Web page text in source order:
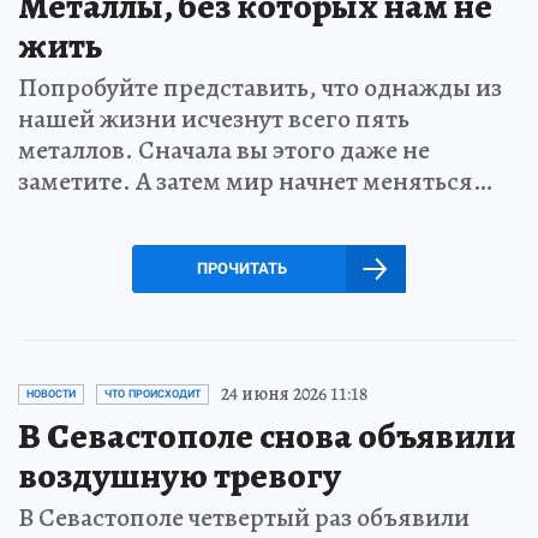
жить
Попробуйте представить, что однажды из
нашей жизни исчезнут всего пять
металлов. Сначала вы этого даже не
заметите. А затем мир начнет меняться…
ПРОЧИТАТЬ
НОВОСТИ ЧТО ПРОИСХОДИТ 24 июня 2026 11:18
В Севастополе снова объявили
воздушную тревогу
В Севастополе четвертый раз объявили